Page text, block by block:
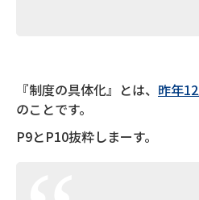
『制度の具体化』とは、 昨年
のことです。
P9とP10抜粋しまーす。